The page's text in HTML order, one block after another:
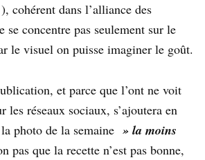
cohérent dans l’alliance des
se concentre pas seulement sur le
le visuel on puisse imaginer le goût.
et parce que l’ont ne voit
les réseaux sociaux, s’ajoutera en
photo de la semaine » la moins
pas que la recette n’est pas bonne,